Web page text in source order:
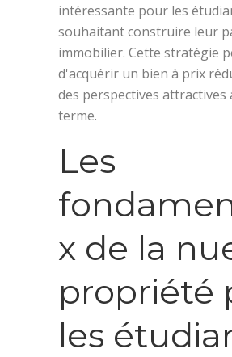
intéressante pour les
souhaitant construire leur
immobilier. Cette stratégie
d'acquérir un bien à prix
des perspectives attractives
terme.
Les
x de la
propriété
les